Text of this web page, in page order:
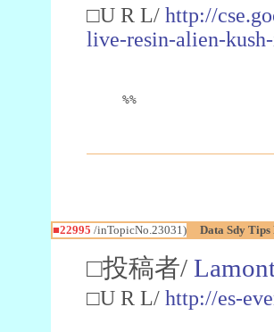
□U R L/ http://
live-resin-alien-
%%
■22995 /inTopicNo.23031) Data Sdy
□投稿者/
□U R L/ http://es-